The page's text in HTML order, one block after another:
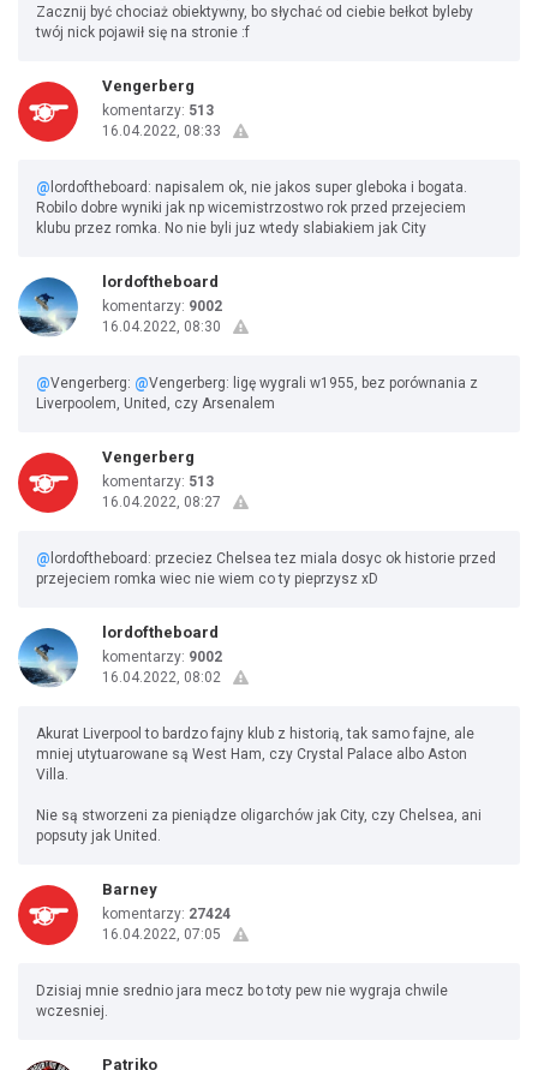
Zacznij być chociaż obiektywny, bo słychać od ciebie bełkot byleby
twój nick pojawił się na stronie :f
Vengerberg
komentarzy: 513
16.04.2022, 08:33
@ lordoftheboard: napisalem ok, nie jakos super gleboka i bogata.
Robilo dobre wyniki jak np wicemistrzostwo rok przed przejeciem
klubu przez romka. No nie byli juz wtedy slabiakiem jak City
lordoftheboard
komentarzy: 9002
16.04.2022, 08:30
@Vengerberg: @Vengerberg: ligę wygrali w1955, bez porównania z
Liverpoolem, United, czy Arsenalem
Vengerberg
komentarzy: 513
16.04.2022, 08:27
@ lordoftheboard: przeciez Chelsea tez miala dosyc ok historie przed
przejeciem romka wiec nie wiem co ty pieprzysz xD
lordoftheboard
komentarzy: 9002
16.04.2022, 08:02
Akurat Liverpool to bardzo fajny klub z historią, tak samo fajne, ale
mniej utytuarowane są West Ham, czy Crystal Palace albo Aston
Villa.
Nie są stworzeni za pieniądze oligarchów jak City, czy Chelsea, ani
popsuty jak United.
Barney
komentarzy: 27424
16.04.2022, 07:05
Dzisiaj mnie srednio jara mecz bo toty pew nie wygraja chwile
wczesniej.
Patriko